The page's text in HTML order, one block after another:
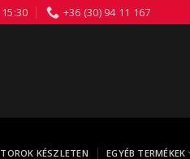
+36 (30) 94 11 167
KÉSZLETEN EGYÉB TERMÉKEK